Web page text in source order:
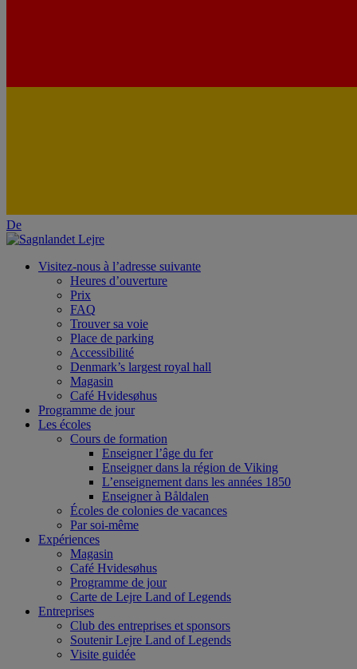
De
Visitez-nous à l’adresse suivante
Heures d’ouverture
Prix
FAQ
Trouver sa voie
Place de parking
Accessibilité
Denmark’s largest royal hall
Magasin
Café Hvidesøhus
Programme de jour
Les écoles
Cours de formation
Enseigner l’âge du fer
Enseigner dans la région de Viking
L’enseignement dans les années 1850
Enseigner à Båldalen
Écoles de colonies de vacances
Par soi-même
Expériences
Magasin
Café Hvidesøhus
Programme de jour
Carte de Lejre Land of Legends
Entreprises
Club des entreprises et sponsors
Soutenir Lejre Land of Legends
Visite guidée